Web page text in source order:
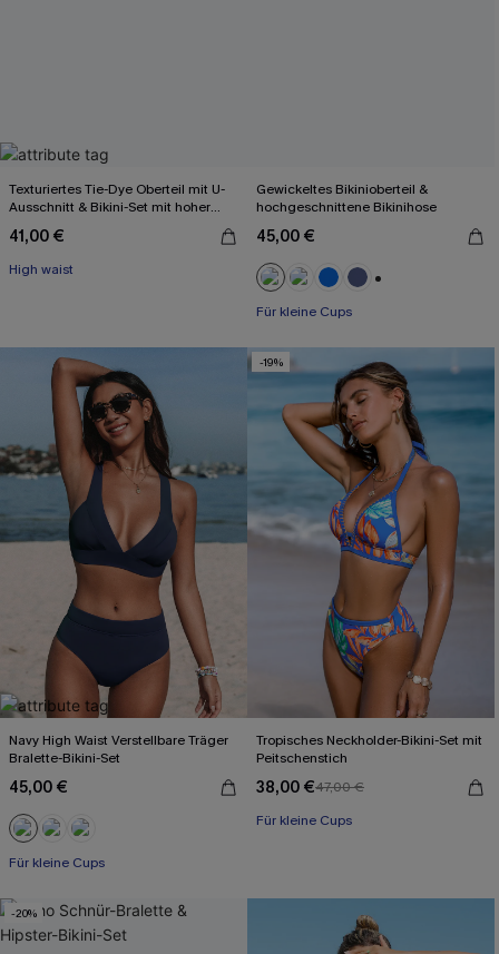
Texturiertes Tie-Dye Oberteil mit U-
Ausschnitt & Bikini-Set mit hoher
41,00 €
High waist
Gewickeltes Bikinioberteil &
hochgeschnittene Bikinihose
45,00 €
Für kleine Cups
Navy High Waist Verstellbare Träger
Bralette-Bikini-Set
45,00 €
Für kleine Cups
-19%
Tropisches Neckholder-Bikini-Set mit
Peitschenstich
38,00 €47,00 €
Für kleine Cups
-20%